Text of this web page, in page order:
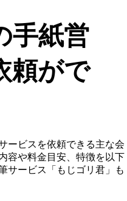
手紙営
頼がで
ービスを依頼できる主な会
容や料金目安、特徴を以下
サービス「もじゴリ君」も